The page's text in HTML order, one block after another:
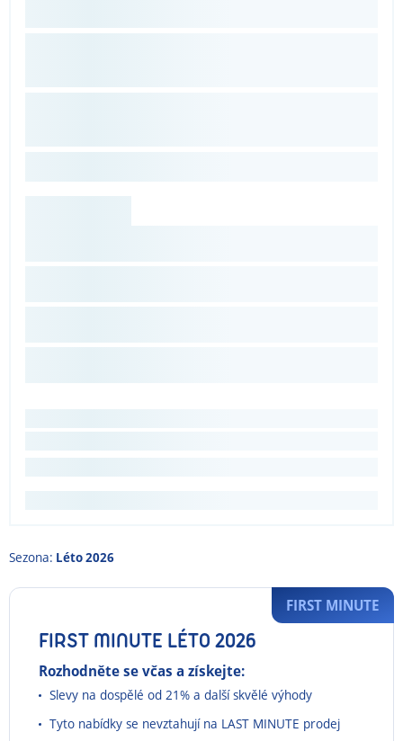
Sezona: Léto 2026
FIRST MINUTE LÉTO 2026
Rozhodněte se včas a získejte:
Slevy na dospělé od 21% a další skvělé výhody
Tyto nabídky se nevztahují na LAST MINUTE prodej
FIRST MINUTE